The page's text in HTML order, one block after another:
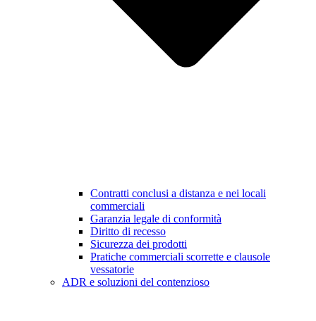
Contratti conclusi a distanza e nei locali
commerciali
Garanzia legale di conformità
Diritto di recesso
Sicurezza dei prodotti
Pratiche commerciali scorrette e clausole
vessatorie
ADR e soluzioni del contenzioso